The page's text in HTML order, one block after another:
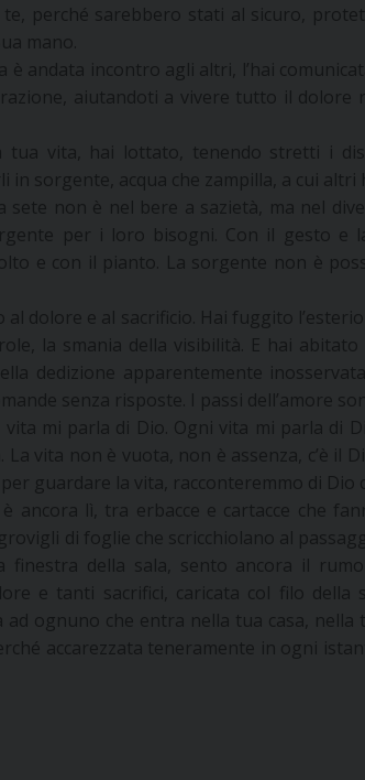
te, perché sarebbero stati al sicuro,
mano.
è andata incontro agli altri, l’hai
aiutandoti a vivere tutto il dolore
tua vita, hai lottato, tenendo stretti i
sorgente, acqua che zampilla, a cui altri
sete non è nel bere a sazietà, ma nel
per i loro bisogni. Con il gesto e
e con il pianto. La sorgente non è
al dolore e al sacrificio. Hai fuggito
la smania della visibilità. E hai abitato
dedizione apparentemente
senza risposte. I passi dell’amore
mi parla di Dio. Ogni vita mi parla di
vita non è vuota, non è assenza, c’è il
guardare la vita, racconteremmo di Dio
ancora lì, tra erbacce e cartacce che
di foglie che scricchiolano al
finestra della sala, sento ancora il
e tanti sacrifici, caricata col filo della
ognuno che entra nella tua casa, nella
accarezzata teneramente in ogni